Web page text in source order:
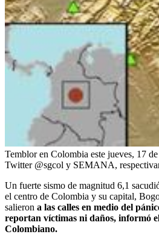
Temblor en Colombia este jueves, 17 de
Twitter @sgcol y SEMANA,
Un fuerte sismo de magnitud 6,1
el centro de Colombia y su capital,
salieron a las calles en medio del
reportan víctimas ni daños, informó
Colombiano.